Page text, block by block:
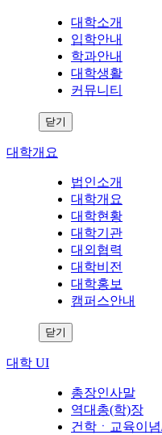
대학소개
입학안내
학과안내
대학생활
커뮤니티
닫기
대학개요
법인소개
대학개요
대학현황
대학기관
대외협력
대학비전
대학홍보
캠퍼스안내
닫기
대학 UI
총장인사말
역대총(학)장
건학ㆍ교육이